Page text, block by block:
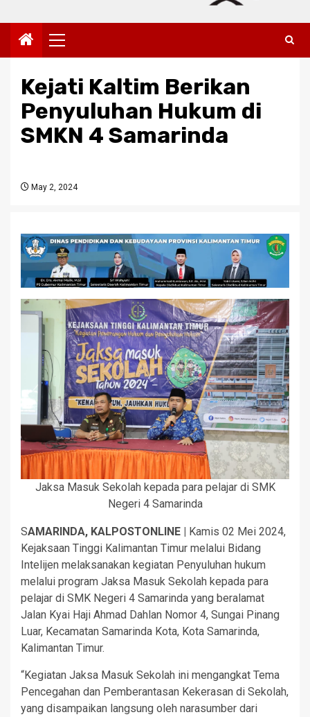
Primary
Menu
Kejati Kaltim Berikan
Penyuluhan Hukum di
SMKN 4 Samarinda
May 2, 2024
Jaksa Masuk Sekolah kepada para pelajar di SMK
Negeri 4 Samarinda
SAMARINDA, KALPOSTONLINE |
Kamis 02 Mei 2024,
Kejaksaan Tinggi Kalimantan Timur melalui Bidang
Intelijen melaksanakan kegiatan Penyuluhan hukum
melalui program Jaksa Masuk Sekolah kepada para
pelajar di SMK Negeri 4 Samarinda yang beralamat
Jalan Kyai Haji Ahmad Dahlan Nomor 4, Sungai Pinang
Luar, Kecamatan Samarinda Kota, Kota Samarinda,
Kalimantan Timur.
“Kegiatan Jaksa Masuk Sekolah ini mengangkat Tema
Pencegahan dan Pemberantasan Kekerasan di Sekolah,
yang disampaikan langsung oleh narasumber dari